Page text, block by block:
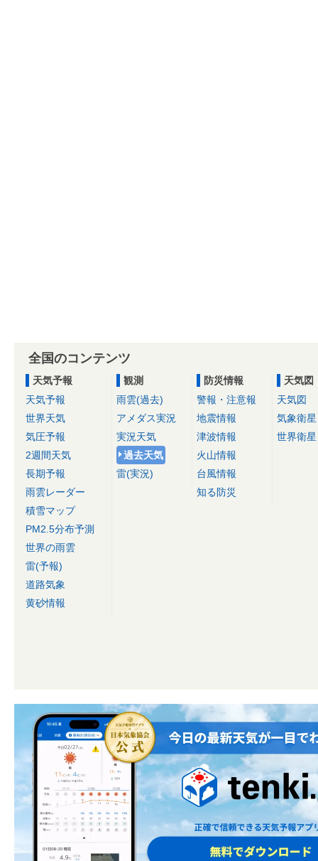
全国のコンテンツ
天気予報
天気予報
世界天気
気圧予報
2週間天気
長期予報
雨雲レーダー
積雪マップ
PM2.5分布予測
世界の雨雲
雷(予報)
道路気象
黄砂情報
観測
雨雲(過去)
アメダス実況
実況天気
過去天気
雷(実況)
防災情報
警報・注意報
地震情報
津波情報
火山情報
台風情報
知る防災
天気図
天気図
気象衛星
世界衛星